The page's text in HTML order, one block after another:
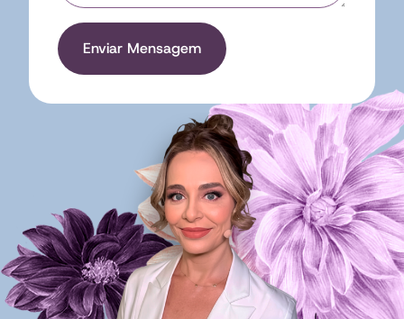
Enviar Mensagem